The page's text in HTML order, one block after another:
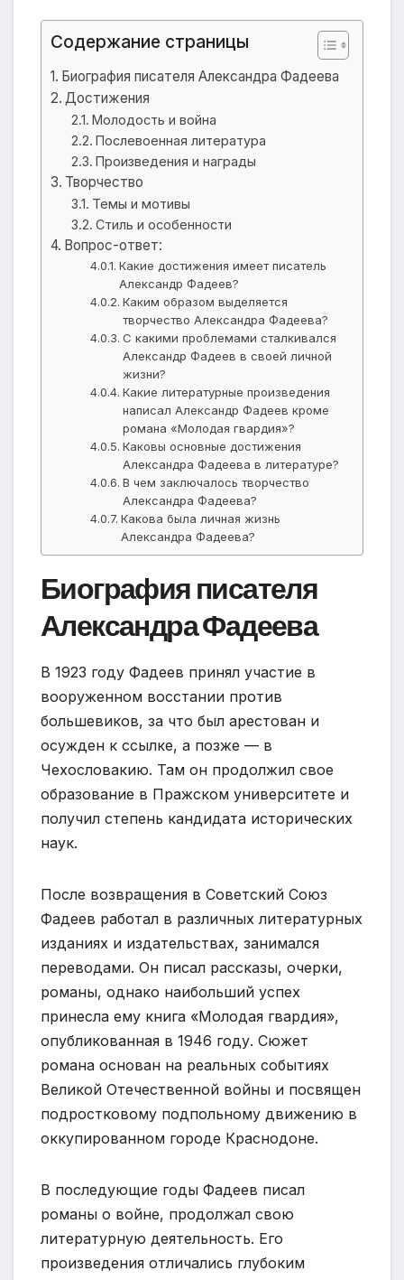
Содержание страницы
Биография писателя Александра Фадеева
Достижения
Молодость и война
Послевоенная литература
Произведения и награды
Творчество
Темы и мотивы
Стиль и особенности
Вопрос-ответ:
Какие достижения имеет писатель
Александр Фадеев?
Каким образом выделяется
творчество Александра Фадеева?
С какими проблемами сталкивался
Александр Фадеев в своей личной
жизни?
Какие литературные произведения
написал Александр Фадеев кроме
романа «Молодая гвардия»?
Каковы основные достижения
Александра Фадеева в литературе?
В чем заключалось творчество
Александра Фадеева?
Какова была личная жизнь
Александра Фадеева?
Биография писателя
Александра Фадеева
В 1923 году Фадеев принял участие в
вооруженном восстании против
большевиков, за что был арестован и
осужден к ссылке, а позже — в
Чехословакию. Там он продолжил свое
образование в Пражском университете и
получил степень кандидата исторических
наук.
После возвращения в Советский Союз
Фадеев работал в различных литературных
изданиях и издательствах, занимался
переводами. Он писал рассказы, очерки,
романы, однако наибольший успех
принесла ему книга «Молодая гвардия»,
опубликованная в 1946 году. Сюжет
романа основан на реальных событиях
Великой Отечественной войны и посвящен
подростковому подпольному движению в
оккупированном городе Краснодоне.
В последующие годы Фадеев писал
романы о войне, продолжал свою
литературную деятельность. Его
произведения отличались глубоким